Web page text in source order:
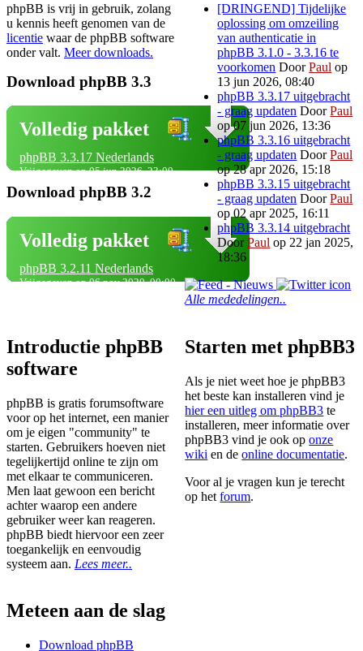
phpBB is vrij in gebruik, zolang
u kennis heeft genomen van de
licentie waar de phpBB software
onder valt. Meer downloads.
Download phpBB 3.3
Volledig pakket
phpBB 3.3.17 Nederlands
Vrijgegeven op 05 jun 2026, 23:00
Download phpBB 3.2
Volledig pakket
phpBB 3.2.11 Nederlands
Vrijgegeven op 06 nov 2020, 00:00
[DRINGEND] Tijdelijke
oplossing om omzeiling
van authenticatie in
phpBB 3.1.0 - 3.3.16 te
voorkomen DoorPaul op
13 jun 2026, 08:40
phpBB 3.3.17 uitgebracht
- graag updaten DoorPaul
op 07 jun 2026, 13:36
phpBB 3.3.16 uitgebracht
- graag updaten DoorPaul
op 28 apr 2026, 15:18
phpBB 3.3.15 uitgebracht
- graag updaten DoorPaul
op 02 apr 2025, 16:11
phpBB 3.3.14 uitgebracht
DoorPaul op 22 jan 2025,
18:36
Alle mededelingen..
Introductie phpBB
software
phpBB is gratis forumsoftware
voor op het internet, een manier
om je eigen "community" te
starten. Gebruikers hoeven niet
tegelijkertijd online te zijn om
met elkaar te communiceren.
Men laat gewoon een bericht
achter waarop een andere
gebruiker weer kan reageren.
phpBB biedt hiervoor een zeer
toegankelijk en eenvoudig
systeem aan. Lees meer..
Starten met phpBB3
Als je niet weet hoe je phpBB3
het beste kan installeren vind je
hier een uitleg om phpBB3 te
installeren, meer informatie over
phpBB3 vind je ook oponze
wiki en deonline documentatie.
Voor al je vragen kun je terecht
op hetforum.
Meteen aan de slag
Download phpBB